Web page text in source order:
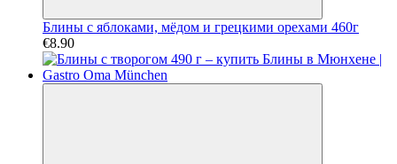
Блины с яблоками, мёдом и грецкими орехами 460г
€8.90